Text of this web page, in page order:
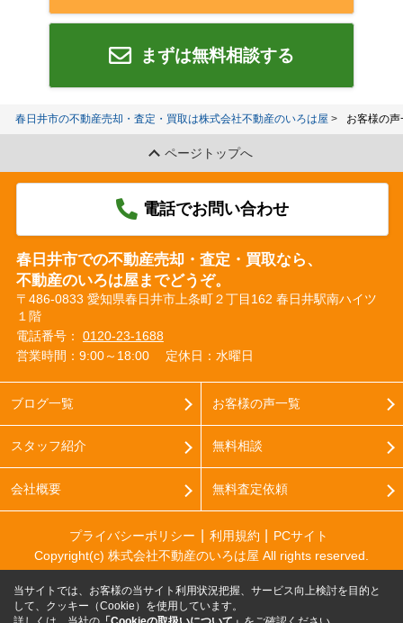
まずは無料相談する
春日井市の不動産売却・査定・買取は株式会社不動産のいろは屋 お客様の声
ページトップへ
電話でお問い合わせ
春日井市での不動産売却・査定・買取なら、
不動産のいろは屋までどうぞ。
〒486-0833 愛知県春日井市上条町２丁目162 春日井駅南ハイツ
１階
電話番号： 0120-23-1688
営業時間：9:00～18:00
定休日：水曜日
ブログ一覧
スタッフ紹介
会社概要
お客様の声一覧
無料相談
無料査定依頼
プライバシーポリシー 利用規約
PCサイト
Copyright(c) 株式会社不動産のいろは屋 All rights reserved.
当サイトでは、お客様の当サイト利用状況把握、サービス向上検討を目的と
して、クッキー（Cookie）を使用しています。